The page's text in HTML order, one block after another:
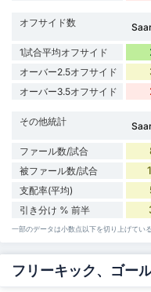
オフサイド数
1試合平均オフサイド
オーバー2.5オフサイド
オーバー3.5オフサイド
その他統計
ファール数/試合
被ファール数/試合
支配率(平均)
引き分け % 前半
一部のデータは小数点以下を切り上げてい
フリーキック、ゴー